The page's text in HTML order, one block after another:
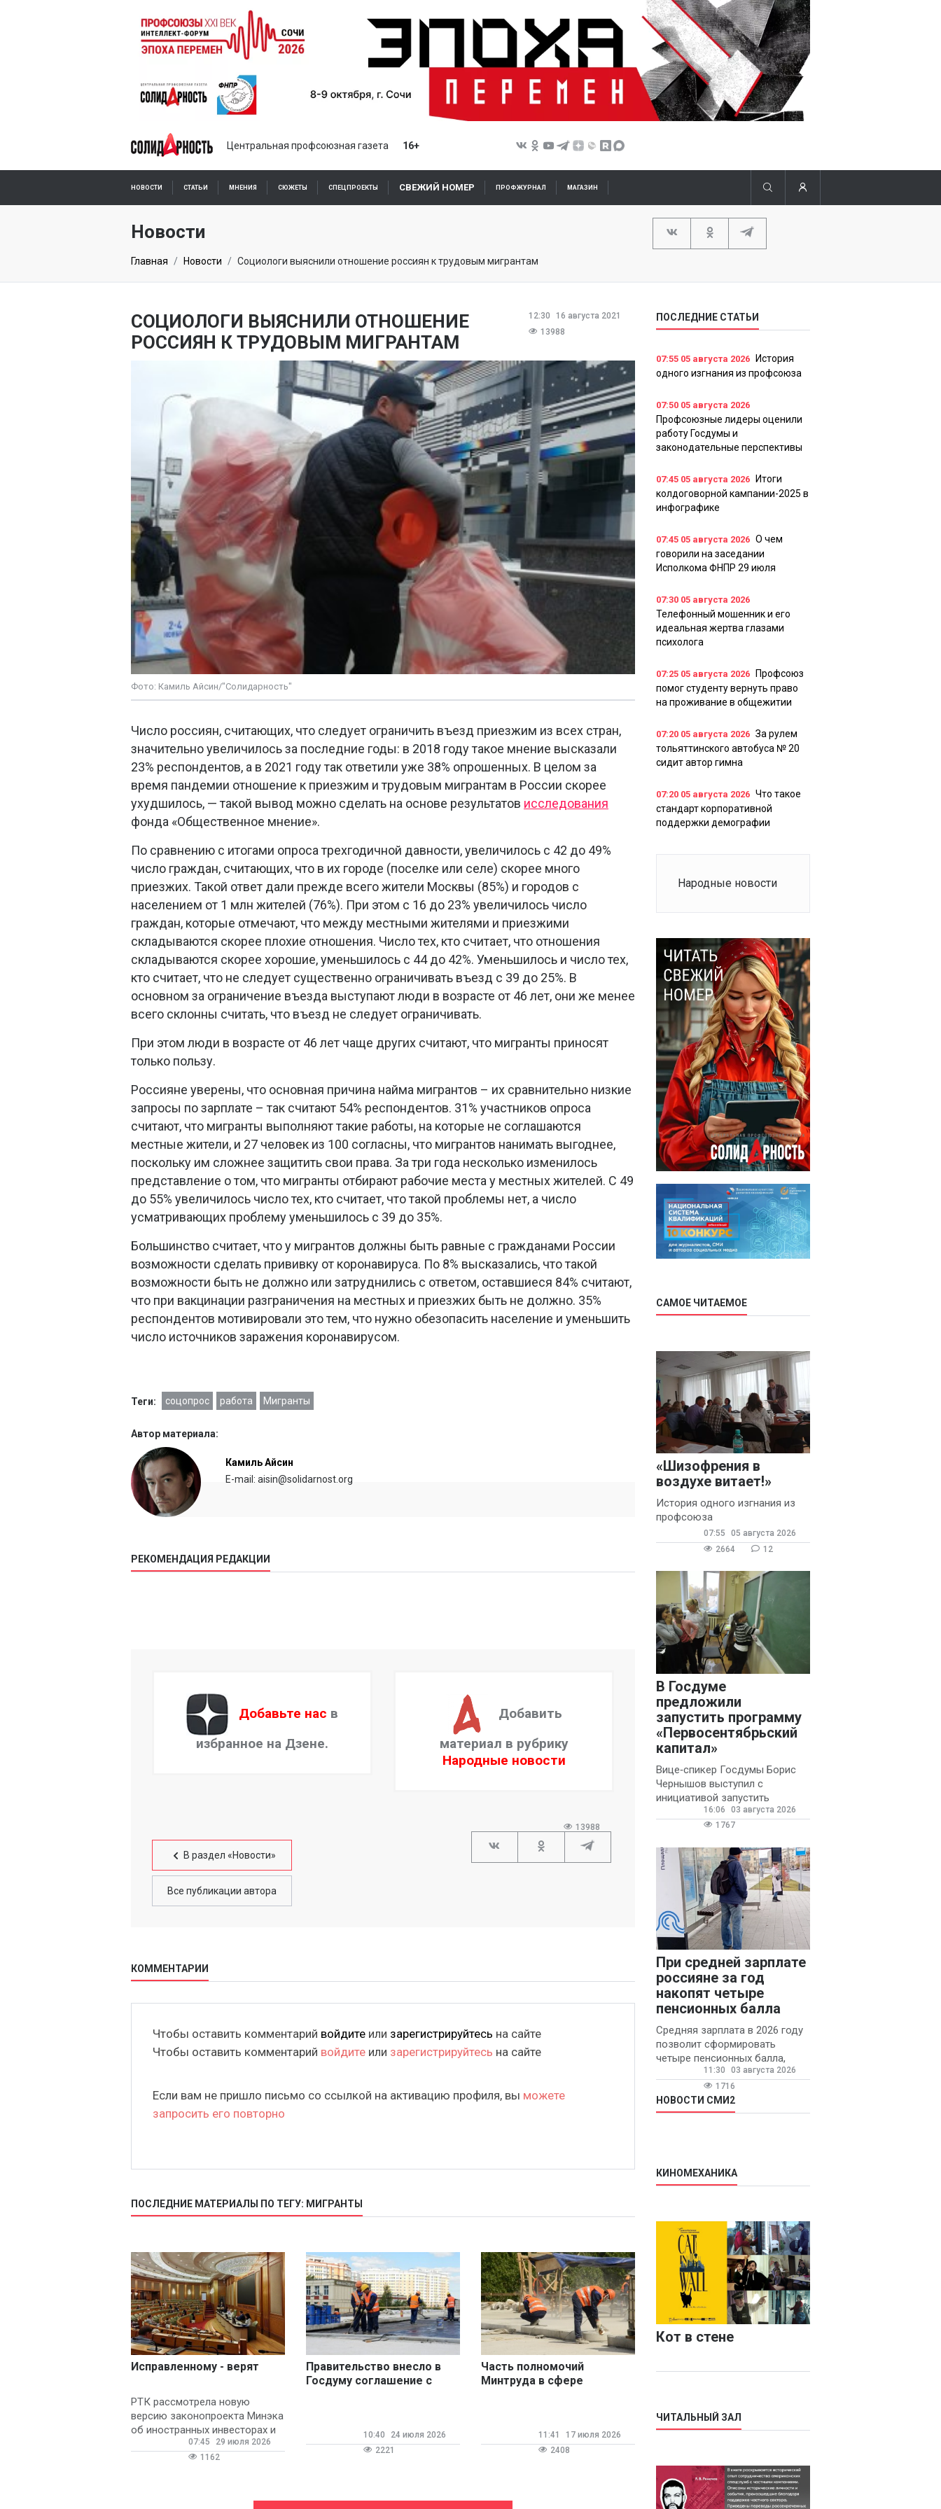
Центральная профсоюзная газета 16+
НОВОСТИ СТАТЬИ МНЕНИЯ СЮЖЕТЫ СПЕЦПРОЕКТЫ СВЕЖИЙ НОМЕР ПРОФЖУРНАЛ МАГАЗИН
ПОДПИСКА ОНЛАЙН
Новости
Главная Новости Социологи выяснили отношение россиян к трудовым мигрантам
12:30
16 августа 2021
13988
СОЦИОЛОГИ ВЫЯСНИЛИ ОТНОШЕНИЕ
РОССИЯН К ТРУДОВЫМ МИГРАНТАМ
Фото: Камиль Айсин/"Солидарность"
Число россиян, считающих, что следует ограничить въезд приезжим из всех стран,
значительно увеличилось за последние годы: в 2018 году такое мнение высказали
23% респондентов, а в 2021 году так ответили уже 38% опрошенных. В целом за
время пандемии отношение к приезжим и трудовым мигрантам в России скорее
ухудшилось, — такой вывод можно сделать на основе результатов исследования
фонда «Общественное мнение».
По сравнению с итогами опроса трехгодичной давности, увеличилось с 42 до 49%
число граждан, считающих, что в их городе (поселке или селе) скорее много
приезжих. Такой ответ дали прежде всего жители Москвы (85%) и городов с
населением от 1 млн жителей (76%). При этом с 16 до 23% увеличилось число
граждан, которые отмечают, что между местными жителями и приезжими
складываются скорее плохие отношения. Число тех, кто считает, что отношения
складываются скорее хорошие, уменьшилось с 44 до 42%. Уменьшилось и число тех,
кто считает, что не следует существенно ограничивать въезд с 39 до 25%. В
основном за ограничение въезда выступают люди в возрасте от 46 лет, они же менее
всего склонны считать, что въезд не следует ограничивать.
При этом люди в возрасте от 46 лет чаще других считают, что мигранты приносят
только пользу.
Россияне уверены, что основная причина найма мигрантов – их сравнительно низкие
запросы по зарплате – так считают 54% респондентов. 31% участников опроса
считают, что мигранты выполняют такие работы, на которые не соглашаются
местные жители, и 27 человек из 100 согласны, что мигрантов нанимать выгоднее,
поскольку им сложнее защитить свои права. За три года несколько изменилось
представление о том, что мигранты отбирают рабочие места у местных жителей. С 49
до 55% увеличилось число тех, кто считает, что такой проблемы нет, а число
усматривающих проблему уменьшилось с 39 до 35%.
Большинство считает, что у мигрантов должны быть равные с гражданами России
возможности сделать прививку от коронавируса. По 8% высказались, что такой
возможности быть не должно или затруднились с ответом, оставшиеся 84% считают,
что при вакцинации разграничения на местных и приезжих быть не должно. 35%
респондентов мотивировали это тем, что нужно обезопасить население и уменьшить
число источников заражения коронавирусом.
Теги: соцопрос работа Мигранты
Автор материала:
Камиль Айсин
E-mail: aisin@solidarnost.org
РЕКОМЕНДАЦИЯ РЕДАКЦИИ
недвижимость, отпуск и «черный день»
12:38 17 августа 2021 2 18:05 16 августа 2021
Добавьте нас в
избранное на Дзене.
Добавить
материал в рубрику
Народные новости
В раздел «Новости»
Все публикации автора
13988
КОММЕНТАРИИ
Чтобы оставить комментарий войдите или зарегистрируйтесь на сайте
Чтобы оставить комментарий войдите или зарегистрируйтесь на сайте
Если вам не пришло письмо со ссылкой на активацию профиля, вы можете
запросить его повторно
ПОСЛЕДНИЕ МАТЕРИАЛЫ ПО ТЕГУ: МИГРАНТЫ
Исправленному - верят
РТК рассмотрела новую
версию законопроекта Минэка
об иностранных инвесторах и
их работниках07:45
29 июля 2026
1162
Правительство внесло в
Госдуму соглашение с
10:40
24 июля 2026
2221
Часть полномочий
Минтруда в сфере
11:41
17 июля 2026
2408
ПОСЛЕДНИЕ СТАТЬИ
07:55 05 августа 2026
История
одного изгнания из профсоюза
07:50 05 августа 2026
Профсоюзные лидеры оценили
работу Госдумы и
законодательные перспективы
07:45 05 августа 2026
Итоги
колдоговорной кампании-2025 в
инфографике
07:45 05 августа 2026 О чем
говорили на заседании
Исполкома ФНПР 29 июля
07:30 05 августа 2026
Телефонный мошенник и его
идеальная жертва глазами
психолога
07:25 05 августа 2026
Профсоюз
помог студенту вернуть право
на проживание в общежитии
07:20 05 августа 2026 За рулем
тольяттинского автобуса № 20
сидит автор гимна
07:20 05 августа 2026 Что такое
стандарт корпоративной
поддержки демографии
Народные новости
САМОЕ ЧИТАЕМОЕ
«Шизофрения в
воздухе витает!»
История одного изгнания из
профсоюза
07:55
05 августа 2026
2664
12
В Госдуме
предложили
запустить программу
«Первосентябрьский
капитал»
Вице‑спикер Госдумы Борис
Чернышов выступил с
инициативой запустить
ежегодную федеральную
программу
- она предполагает
16:06
03 августа 2026
1767
При средней зарплате
россияне за год
накопят четыре
пенсионных балла
Средняя зарплата в 2026 году
позволит сформировать
четыре пенсионных балла,
сообщил ТАСС доцент
Финансового университета при
правительстве РФ Игорь
Балынин.
11:30
03 августа 2026
1716
НОВОСТИ СМИ2
КИНОМЕХАНИКА
Кот в стене
ЧИТАЛЬНЫЙ ЗАЛ